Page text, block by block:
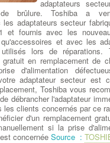
adaptateurs
brûlure. Toshiba a
les adaptateurs secteur
et fournis avec les
et avec les
lors de réparations.
en remplacement de
d'alimentation
adaptateur secteur est
Toshiba vous
débrancher l'adaptateur
les clients concernés par ce
d'un remplacement
si la prise
concernée Source :